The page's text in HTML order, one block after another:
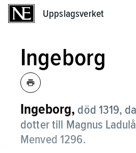
Uppslagsverket
Ingeborg
Ingeborg, död 1319,
dotter till Magnus
Menved 1296.